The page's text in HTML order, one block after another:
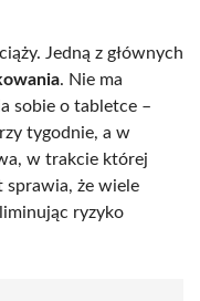
Jedną z głównych
. Nie ma
sobie o tabletce –
tygodnie, a w
w trakcie której
sprawia, że wiele
ryzyko